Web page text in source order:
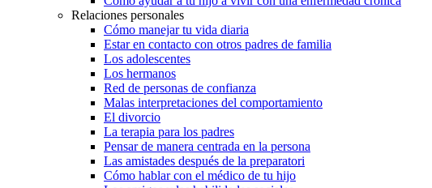
Relaciones personales
Cómo manejar tu vida diaria
Estar en contacto con otros padres de familia
Los adolescentes
Los hermanos
Red de personas de confianza
Malas interpretaciones del comportamiento
El divorcio
La terapia para los padres
Pensar de manera centrada en la persona
Las amistades después de la preparatori
Cómo hablar con el médico de tu hijo